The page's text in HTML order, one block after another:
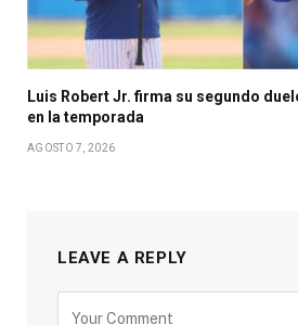
Luis Robert Jr. firma su segundo
en la temporada
AGOSTO 7, 2026
LEAVE A REPLY